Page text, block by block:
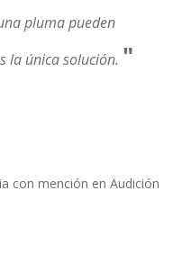
pluma pueden
la única solución. "
con mención en Audición